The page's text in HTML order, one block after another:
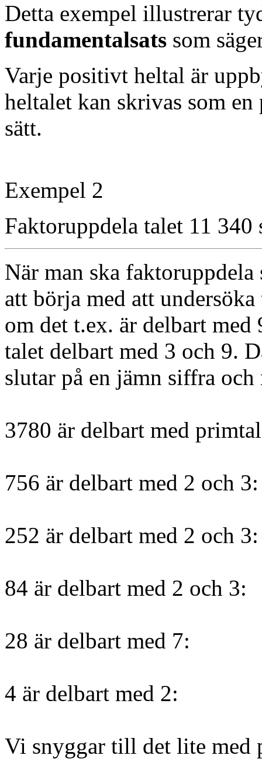
Detta exempel illustrerar
fundamentalsats som
Varje positivt heltal är
heltalet kan skrivas som
sätt.
Exempel 2
Faktoruppdela talet 11
När man ska
att börja med att
om det t.ex. är delbart
talet delbart med 3 och 9.
slutar på en jämn siffra
3780 är delbart med
756 är delbart med 2 och 3:
252 är delbart med 2 och 3:
84 är delbart med 2 och 3:
28 är delbart med 7:
4 är delbart med 2:
Vi snyggar till det lite med